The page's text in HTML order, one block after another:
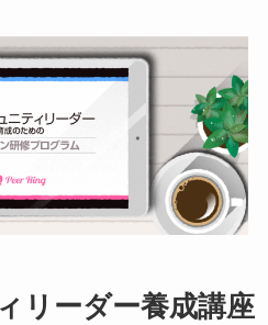
リーダー養成講座